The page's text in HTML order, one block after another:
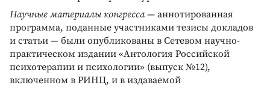
Научные материалы конгресса— аннотированная
программа, поданные участниками тезисы докладов
и статьи — были опубликованы в Сетевом научно-
практическом издании «Антология Российской
психотерапии и психологии» (выпуск №12),
включенном в РИНЦ, и в издаваемой